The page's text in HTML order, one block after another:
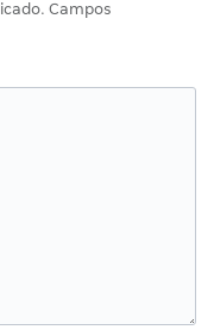
Campos